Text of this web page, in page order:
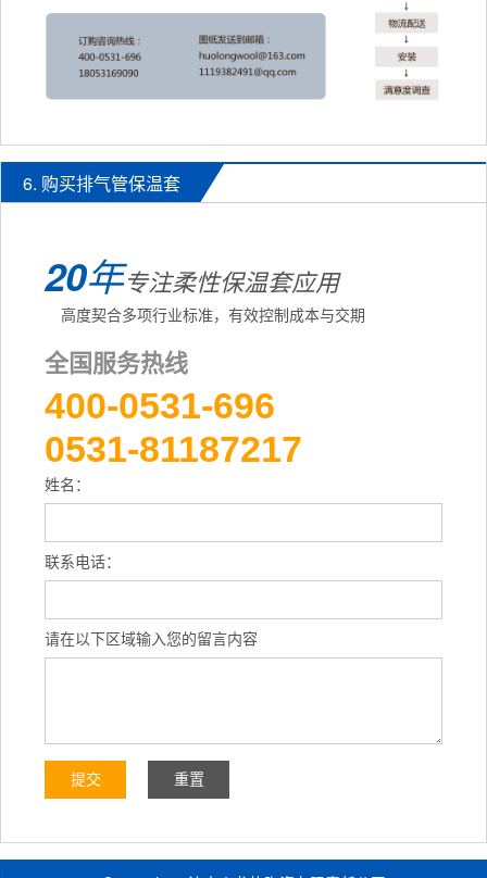
6. 购买排气管保温套
20年专注柔性保温套应用
高度契合多项行业标准，有效控制成本与交期
全国服务热线
400-0531-696
0531-81187217
姓名：
联系电话：
请在以下区域输入您的留言内容